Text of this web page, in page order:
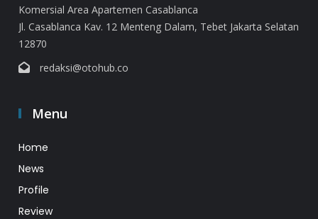
Komersial Area Apartemen Casablanca
Jl. Casablanca Kav. 12 Menteng Dalam, Tebet Jakarta Selatan
12870
redaksi@otohub.co
Menu
Home
News
Profile
Review